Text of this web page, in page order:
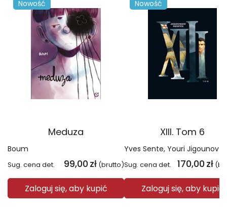
Nowość
Meduza
Boum
Sug. cena det. 99,00 zł (brutto)
Zaloguj się, aby kupić
Nowość
XIII. Tom 6
Yves Sente Youri Jigounov
Sug. cena det. 170,00 zł
Zaloguj się, aby kupić